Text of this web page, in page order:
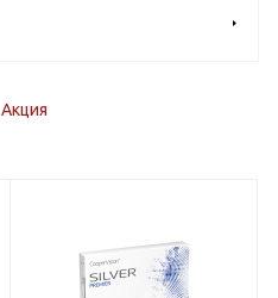
Акция